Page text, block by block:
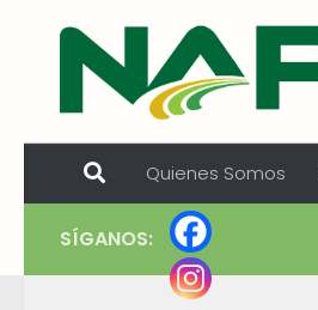
Skip to content
Quienes Somos
SÍGANOS: